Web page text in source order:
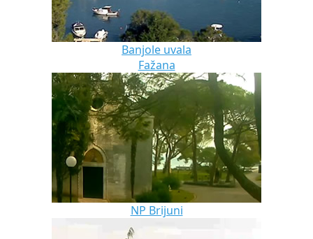
Banjole uvala
Fažana
NP Brijuni